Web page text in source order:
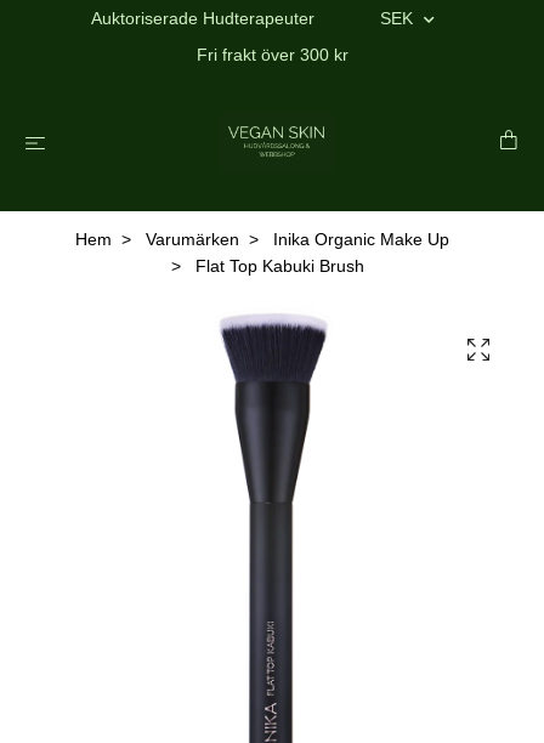
Auktoriserade Hudterapeuter
SEK
Fri frakt över 300 kr
Hem Varumärken
Inika Organic Make Up
Flat Top Kabuki Brush